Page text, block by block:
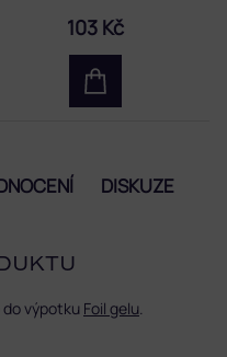
103 Kč
DISKUZE
do výpotku Foil gelu.